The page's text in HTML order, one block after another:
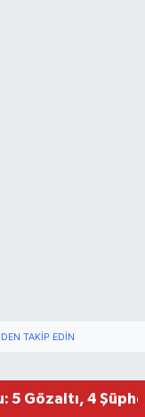
TAKIP EDIN
5 Gözaltı, 4